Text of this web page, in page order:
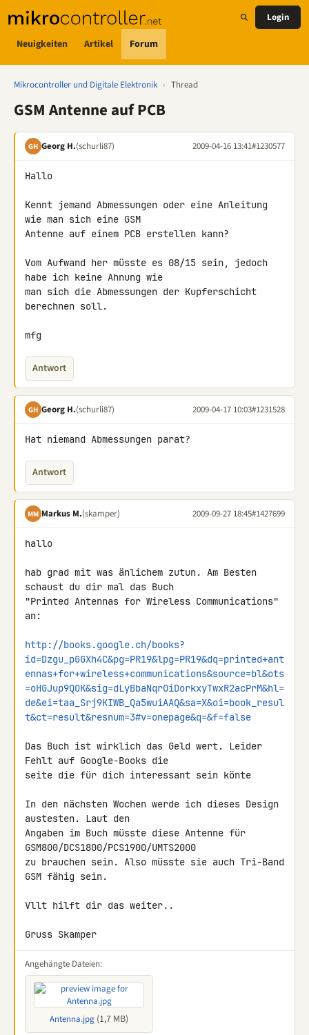
Neuigkeiten Artikel Forum
Login
Mikrocontroller und Digitale Elektronik › Thread
GSM Antenne auf PCB
GH Georg H.(schurli87) 2009-04-16 13:41#1230577
Hallo
Kennt jemand Abmessungen oder eine Anleitung
wie man sich eine GSM
Antenne auf einem PCB erstellen kann?
Vom Aufwand her müsste es 08/15 sein, jedoch
habe ich keine Ahnung wie
man sich die Abmessungen der Kupferschicht
berechnen soll.
mfg
Antwort
GH Georg H.(schurli87) 2009-04-17 10:03#1231528
Hat niemand Abmessungen parat?
Antwort
MM Markus M.(skamper) 2009-09-27 18:45#1427699
hallo
hab grad mit was änlichem zutun. Am Besten
schaust du dir mal das Buch
"Printed Antennas for Wireless Communications"
an:
http://books.google.ch/books?
id=Dzgu_pGGXh4C&pg=PR19&lpg=PR19&dq=printed+ant
ennas+for+wireless+communications&source=bl&ots
=oHGJup9QOK&sig=dLyBbaNqr0iDorkxyTwxR2acPrM&hl=
de&ei=taa_Srj9KIWB_Qa5wuiAAQ&sa=X&oi=book_resul
t&ct=result&resnum=3#v=onepage&q=&f=false
Das Buch ist wirklich das Geld wert. Leider
Fehlt auf Google-Books die
seite die für dich interessant sein könte
In den nächsten Wochen werde ich dieses Design
austesten. Laut den
Angaben im Buch müsste diese Antenne für
GSM800/DCS1800/PCS1900/UMTS2000
zu brauchen sein. Also müsste sie auch Tri-Band
GSM fähig sein.
Vllt hilft dir das weiter..
Gruss Skamper
Angehängte Dateien:
Antenna.jpg (1,7 MB)